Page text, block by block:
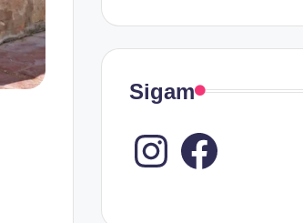
Sigam
Instagram